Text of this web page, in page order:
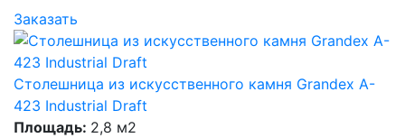
Заказать
Столешница из искусственного камня Grandex A-
423 Industrial Draft
Площадь: 2,8 м2